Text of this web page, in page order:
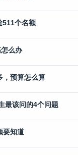
511个名额
么办
，预算怎么算
最该问的4个问题
要知道